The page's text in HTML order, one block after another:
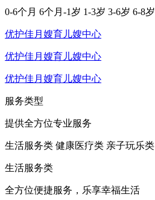
0-6个月 6个月-1岁 1-3岁 3-6岁 6-8岁
优护佳月嫂育儿嫂中心
优护佳月嫂育儿嫂中心
优护佳月嫂育儿嫂中心
服务类型
提供全方位专业服务
生活服务类 健康医疗类 亲子玩乐类
生活服务类
全方位便捷服务，乐享幸福生活